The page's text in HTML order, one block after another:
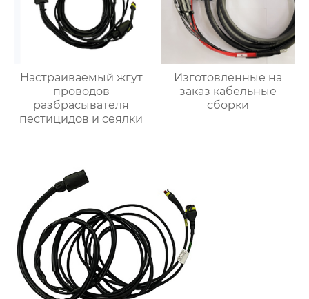
Настраиваемый жгут
проводов
разбрасывателя
пестицидов и сеялки
Изготовленные на
заказ кабельные
сборки